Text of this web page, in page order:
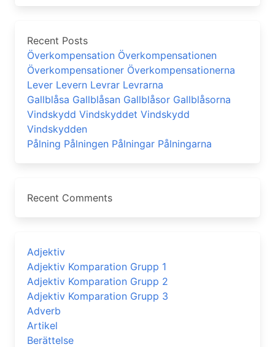
Recent Posts
Överkompensation Överkompensationen
Överkompensationer Överkompensationerna
Lever Levern Levrar Levrarna
Gallblåsa Gallblåsan Gallblåsor Gallblåsorna
Vindskydd Vindskyddet Vindskydd
Vindskydden
Pålning Pålningen Pålningar Pålningarna
Recent Comments
Adjektiv
Adjektiv Komparation Grupp 1
Adjektiv Komparation Grupp 2
Adjektiv Komparation Grupp 3
Adverb
Artikel
Berättelse